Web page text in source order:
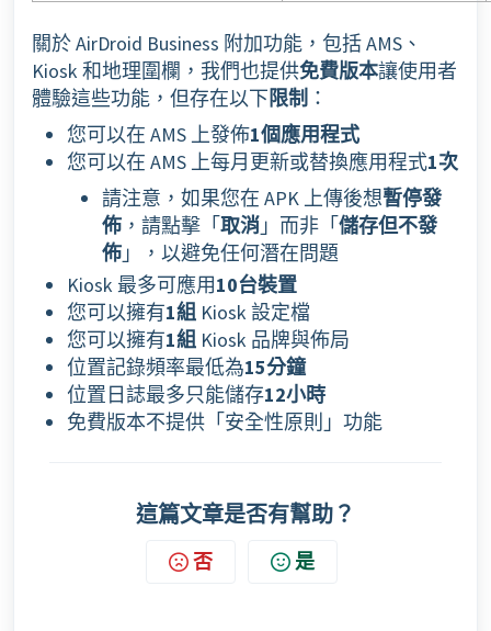
關於 AirDroid Business 附加功能，包括 AMS、
Kiosk 和地理圍欄，我們也提供免費版本讓使用者
體驗這些功能，但存在以下限制 ：
您可以在 AMS 上發佈1個應用程式
您可以在 AMS 上每月更新或替換應用程式1次
請注意，如果您在 APK 上傳後想暫停發
佈 ，請點擊「取消 」而非「儲存但不發
佈 」，以避免任何潛在問題
Kiosk 最多可應用10台裝置
您可以擁有1組 Kiosk 設定檔
您可以擁有1組 Kiosk 品牌與佈局
位置記錄頻率最低為15分鐘
位置日誌最多只能儲存12小時
免費版本不提供「安全性原則」功能
這篇文章是否有幫助？
否 是